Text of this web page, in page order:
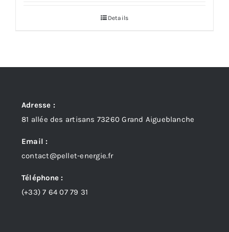
2041,67 €
Details
Adresse :
81 allée des artisans 73260 Grand Aigueblanche
Email :
contact@pellet-energie.fr
Téléphone :
(+33)7 64 07 79 31